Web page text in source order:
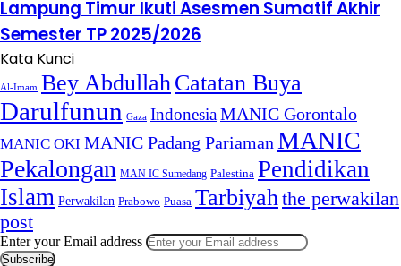
Lampung Timur Ikuti Asesmen Sumatif Akhir
Semester TP 2025/2026
Kata Kunci
Al-Imam Bey AbdullahCatatan Buya
Darulfunun Gaza IndonesiaMANIC Gorontalo
MANIC OKI MANIC Padang Pariaman MANIC
Pekalongan MAN IC Sumedang Palestina Pendidikan
Islam Perwakilan Prabowo Puasa Tarbiyahthe perwakilan
post
Enter your Email address